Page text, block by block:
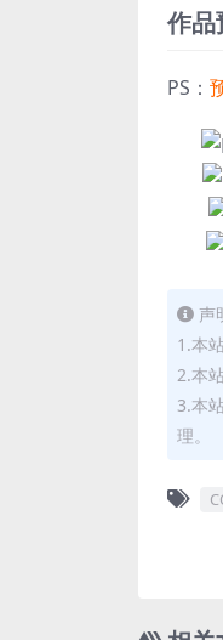
作品
PS：
声
1.本
2.本
3.本
理。